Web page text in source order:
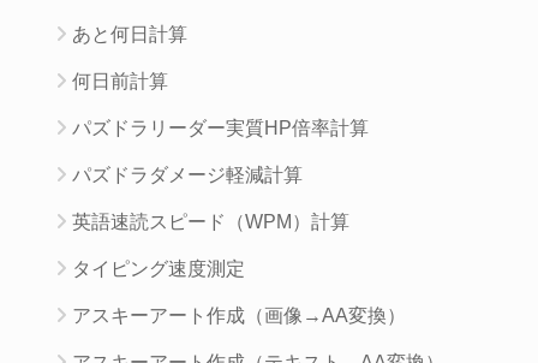
あと何日計算
何日前計算
パズドラリーダー実質HP倍率計算
パズドラダメージ軽減計算
英語速読スピード（WPM）計算
タイピング速度測定
アスキーアート作成（画像→AA変換）